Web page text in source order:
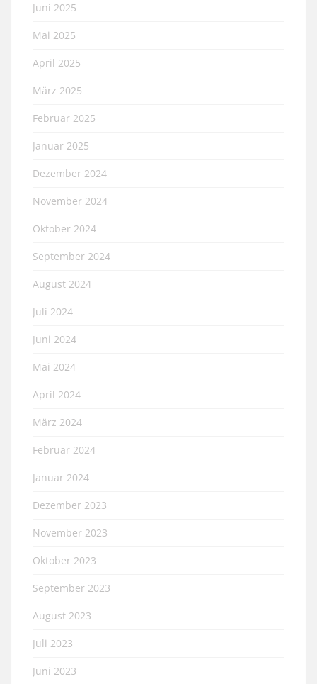
Juni 2025
Mai 2025
April 2025
März 2025
Februar 2025
Januar 2025
Dezember 2024
November 2024
Oktober 2024
September 2024
August 2024
Juli 2024
Juni 2024
Mai 2024
April 2024
März 2024
Februar 2024
Januar 2024
Dezember 2023
November 2023
Oktober 2023
September 2023
August 2023
Juli 2023
Juni 2023